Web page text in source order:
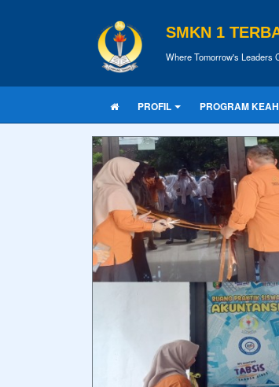
SMKN 1
Where Tomorrow's Leaders
PROFIL PROGRAM